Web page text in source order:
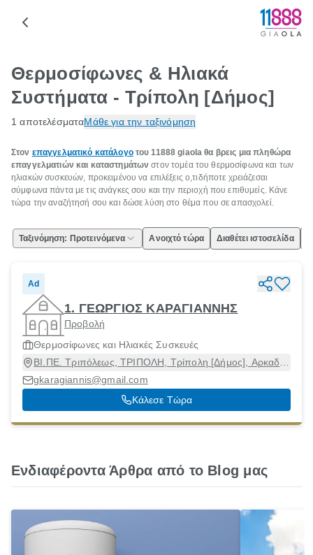
Θερμοσίφωνες & Ηλιακά
Συστήματα - Τρίπολη [Δήμος]
1 αποτελέσματαΜάθε για την ταξινόμηση
Στον επαγγελματικό κατάλογοτου 11888 giaola θα βρεις μια πληθώρα
επαγγελματιών και καταστημάτων στον τομέα του θερμοσίφωνα και των
ηλιακών συσκευών, προκειμένου να επιλέξεις ο,τιδήποτε χρειάζεσαι
σύμφωνα πάντα με τις ανάγκες σου και την περιοχή που επιθυμείς. Κάνε
τώρα την αναζήτησή σου και δώσε λύση στο θέμα που σε απασχολεί.
Ταξινόμηση: Προτεινόμενα Ανοιχτό τώρα Διαθέτει ιστοσελίδα
Ad
1. ΓΕΩΡΓΙΟΣ ΚΑΡΑΓΙΑΝΝΗΣ
Προβολή
Θερμοσίφωνες και Ηλιακές Συσκευές
ΒΙ.ΠΕ. Τριπόλεως, ΤΡΙΠΟΛΗ, Τρίπολη [Δήμος], Αρκαδία,
gkaragiannis@gmail.com
Κάλεσε Τώρα
Ενδιαφέροντα Άρθρα από το Blog μας